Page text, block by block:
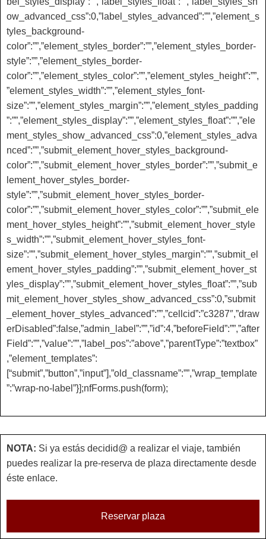
ow_advanced_css”:0,”label_styles_advanced”:””,”element_s
tyles_background-
color”:””,”element_styles_border”:””,”element_styles_border-
style”:””,”element_styles_border-
color”:””,”element_styles_color”:””,”element_styles_height”:””,
”element_styles_width”:””,”element_styles_font-
size”:””,”element_styles_margin”:””,”element_styles_padding
”:””,”element_styles_display”:””,”element_styles_float”:””,”ele
ment_styles_show_advanced_css”:0,”element_styles_adva
nced”:””,”submit_element_hover_styles_background-
color”:””,”submit_element_hover_styles_border”:””,”submit_e
lement_hover_styles_border-
style”:””,”submit_element_hover_styles_border-
color”:””,”submit_element_hover_styles_color”:””,”submit_ele
ment_hover_styles_height”:””,”submit_element_hover_style
s_width”:””,”submit_element_hover_styles_font-
size”:””,”submit_element_hover_styles_margin”:””,”submit_el
ement_hover_styles_padding”:””,”submit_element_hover_st
yles_display”:””,”submit_element_hover_styles_float”:””,”sub
mit_element_hover_styles_show_advanced_css”:0,”submit
_element_hover_styles_advanced”:””,”cellcid”:”c3287″,”draw
erDisabled”:false,”admin_label”:””,”id”:4,”beforeField”:””,”after
Field”:””,”value”:””,”label_pos”:”above”,”parentType”:”textbox”
,”element_templates”:
[“submit”,”button”,”input”],”old_classname”:””,”wrap_template
”:”wrap-no-label”}];nfForms.push(form);
NOTA: Si ya estás decidid@ a realizar el viaje, también
puedes realizar la pre-reserva de plaza directamente desde
éste enlace.
Reservar plaza